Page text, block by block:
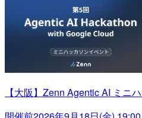
【大阪】Zenn Agentic AI ミニ